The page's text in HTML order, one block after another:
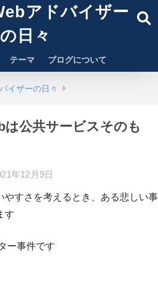
アドバイザー
の日々
テーマ ブログについて
イザーの日々
は公共サービスそのも
年12月9日
やすさを考えるとき、ある悲しい事
す
ー事件です